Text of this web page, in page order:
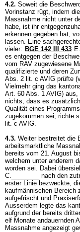
4.2. Soweit die
Vorinstanz rügt, indem
Massnahme nicht unter
habe, ist ihr
erkennen gegeben hat,
lassen. Eine
vieler: BGE 142 III 433
es entgegen der
vom RAV zugewiesene
qualifizierte und deren
Abs. 2 lit. c AVIG prüfte
Vielmehr ging das
Art. 60 Abs. 1 AVIG) aus,
nichts, dass es
Qualität eines
zugekommen sei, richte
lit. c AVIG.
4.3. Weiter bestreitet die
arbeitsmarktliche
bereits vom 21. August
welchem unter anderem
worden sei. Dabei
C.________ nach den
erster Linie bezweckte,
kaufmännischen Bereich
aufgefrischt und
Ausserdem legte das
aufgrund der bereits
elf Monate andauernden
Massnahme angezeigt